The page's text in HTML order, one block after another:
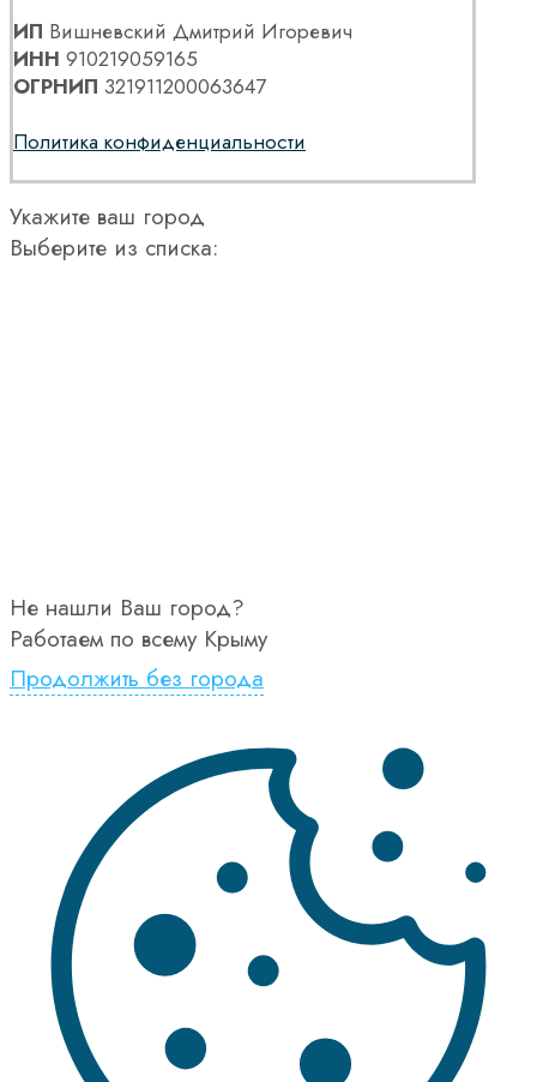
ИП Вишневский Дмитрий Игоревич
ИНН 910219059165
ОГРНИП 321911200063647
Политика конфиденциальности
Укажите ваш город
Выберите из списка:
Не нашли Ваш город?
Работаем по всему Крыму
Продолжить без города